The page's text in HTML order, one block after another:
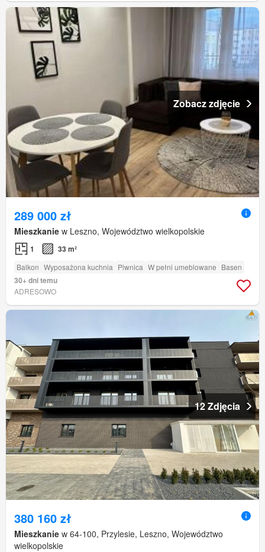
Zobacz zdjęcie
289 000 zł
Mieszkanie w Leszno, Województwo wielkopolskie
1 33 m²
Balkon Wyposażona kuchnia Piwnica W pełni umeblowane Basen
30+ dni temu
ADRESOWO
12 Zdjęcia
380 160 zł
Mieszkanie w 64-100, Przylesie, Leszno, Województwo
wielkopolskie